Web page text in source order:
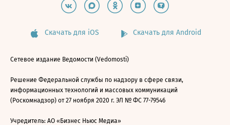
Скачать для iOS Скачать для Android
Сетевое издание Ведомости (Vedomosti)
Решение Федеральной службы по надзору в сфере связи,
информационных технологий и массовых коммуникаций
(Роскомнадзор) от 27 ноября 2020 г. ЭЛ № ФС 77-79546
Учредитель: АО «Бизнес Ньюс Медиа»